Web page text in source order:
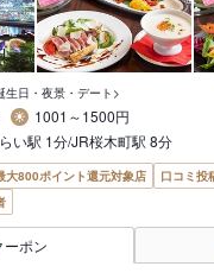
生日・夜景・デート>
1001～1500円
い駅 1分/JR桜木町駅 8分
大800ポイント還元対象店
口コミ投
ーポン